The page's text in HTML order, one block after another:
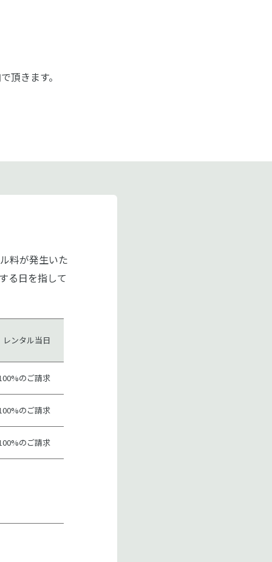
頂きます。
料が発生いた
る日を指して
レンタル当日
のご請求
のご請求
のご請求